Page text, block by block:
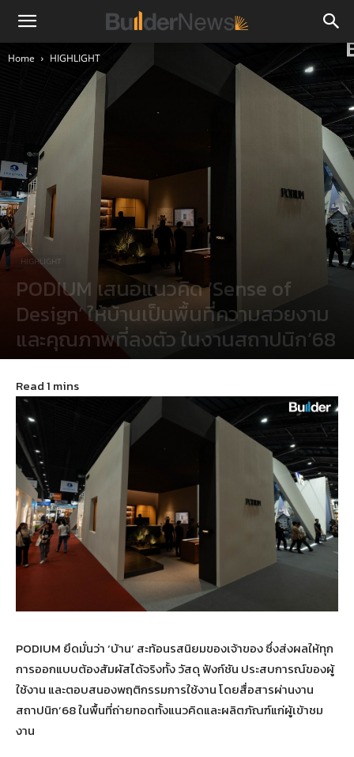
Home HIGHLIGHT
HIGHLIGHT
PODIUM เสนอแนวคิด ‘Sense of
Design’ ให้บ้านเป็นพื้นที่ความสวยงาม
และคุณภาพที่ลงตัว ในงานสถาปนิก’68
PODIUM ยึดมั่นว่า ‘บ้าน’ สะท้อนรสนิยมของเจ้าของ ซึ่งส่งผลให้ทุก
การออกแบบต้องสัมผัสได้จริงทั้ง วัสดุ ฟังก์ชัน ประสบการณ์ของผู้
ใช้งาน และตอบสนองพฤติกรรมการใช้งาน โดยสื่อสารผ่านงาน
สถาปนิก’68 ในพื้นที่ถ่ายทอดทั้งแนวคิดและผลิตภัณฑ์แก่ผู้เข้าชม
งาน